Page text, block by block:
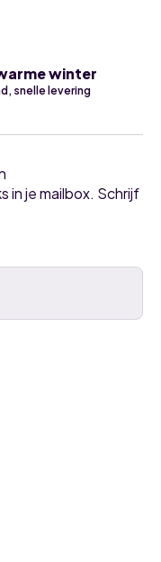
winter
snelle levering
in je mailbox. Schrijf